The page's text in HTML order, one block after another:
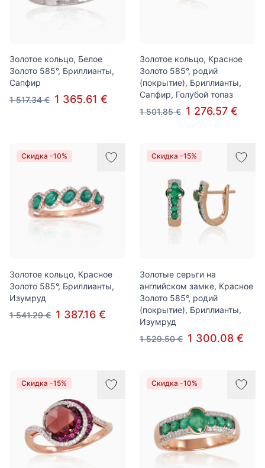
Золотое кольцо, Белое
Золото 585°, Бриллианты,
Сапфир
1 517.34 € 1 365.61 €
Золотое кольцо, Красное
Золото 585°, родий
(покрытие), Бриллианты,
Сапфир, Голубой топаз
1 501.85 € 1 276.57 €
Скидка -10%
Золотое кольцо, Красное
Золото 585°, Бриллианты,
Изумруд
1 541.29 € 1 387.16 €
Скидка -15%
Золотые серьги на
английском замке, Красное
Золото 585°, родий
(покрытие), Бриллианты,
Изумруд
1 529.50 € 1 300.08 €
Скидка -15% Скидка -10%